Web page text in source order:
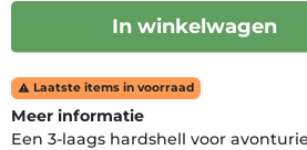
In winkelwagen
 Laatste items in voorraad
Meer informatie
Een 3-laags hardshell voor